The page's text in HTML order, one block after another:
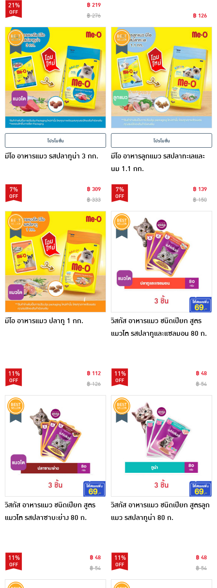
21%
฿ 219
฿ 276
฿ 126
โปรโมชั่น
มีโอ อาหารแมว รสปลาทูน่า 3 กก.
7%
฿ 309
฿ 333
โปรโมชั่น
มีโอ อาหารลูกแมว รสปลาทะเลและ
นม 1.1 กก.
7%
฿ 139
฿ 150
มีโอ อาหารแมว ปลาทู 1 กก.
11%
฿ 112
฿ 126
วิสกัส อาหารแมว ชนิดเปียก สูตร
แมวโต รสปลาทูและแซลมอน 80 ก.
11%
฿ 48
฿ 54
วิสกัส อาหารแมว ชนิดเปียก สูตร
แมวโต รสปลาซาบะย่าง 80 ก.
11%
฿ 48
฿ 54
วิสกัส อาหารแมว ชนิดเปียก สูตรลูก
แมว รสปลาทูน่า 80 ก.
11%
฿ 48
฿ 54